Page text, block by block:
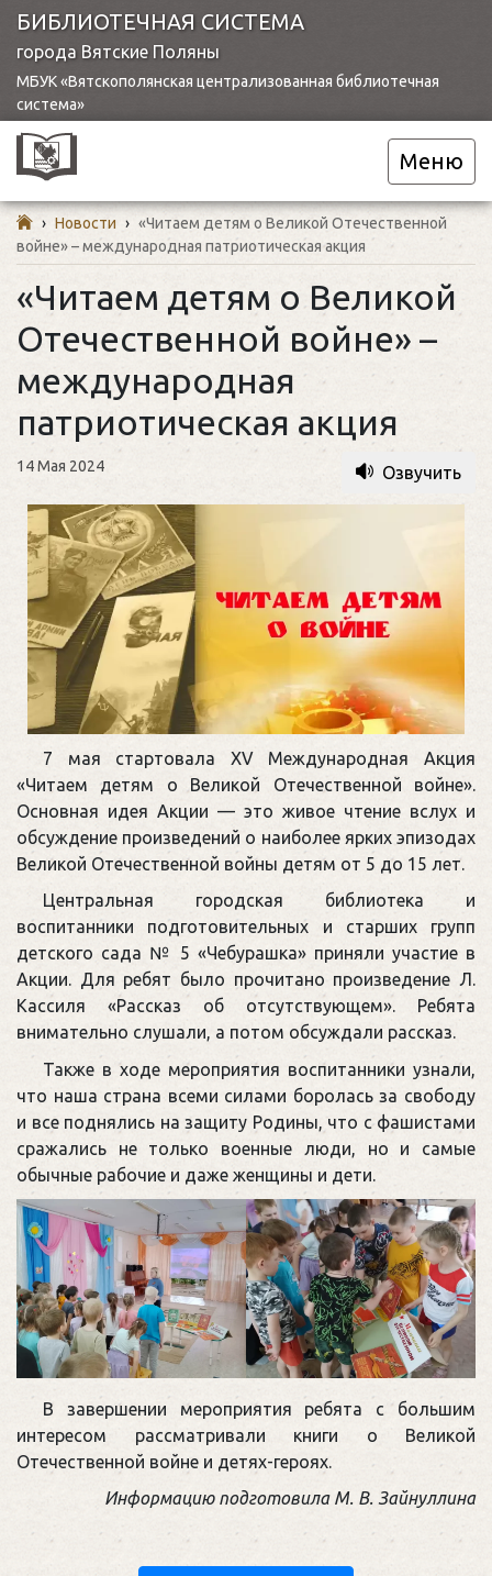
БИБЛИОТЕЧНАЯ СИСТЕМА
города Вятские Поляны
МБУК «Вятскополянская централизованная библиотечная
система»
Меню
› Новости › «Читаем детям о Великой Отечественной
войне» – международная патриотическая акция
«Читаем детям о Великой
Отечественной войне» –
международная
патриотическая акция
14 Мая 2024 Озвучить
7 мая стартовала XV Международная Акция
«Читаем детям о Великой Отечественной войне».
Основная идея Акции — это живое чтение вслух и
обсуждение произведений о наиболее ярких эпизодах
Великой Отечественной войны детям от 5 до 15 лет.
Центральная городская библиотека и
воспитанники подготовительных и старших групп
детского сада № 5 «Чебурашка» приняли участие в
Акции. Для ребят было прочитано произведение Л.
Кассиля «Рассказ об отсутствующем». Ребята
внимательно слушали, а потом обсуждали рассказ.
Также в ходе мероприятия воспитанники узнали,
что наша страна всеми силами боролась за свободу
и все поднялись на защиту Родины, что с фашистами
сражались не только военные люди, но и самые
обычные рабочие и даже женщины и дети.
В завершении мероприятия ребята с большим
интересом рассматривали книги о Великой
Отечественной войне и детях-героях.
Информацию подготовила М. В. Зайнуллина